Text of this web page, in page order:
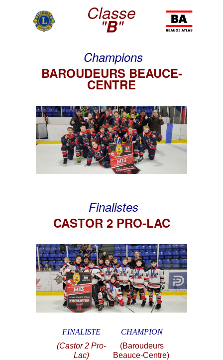
Classe
"B"
Champions
BAROUDEURS BEAUCE-
CENTRE
Finalistes
CASTOR 2 PRO-LAC
FINALISTE
(Castor 2 Pro-
Lac)
CHAMPION
(Baroudeurs
Beauce-Centre)